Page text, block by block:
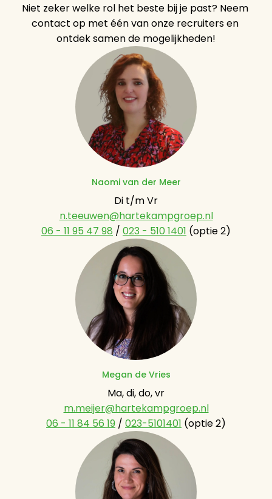
Niet zeker welke rol het beste bij je past? Neem
contact op met één van onze recruiters en
ontdek samen de mogelijkheden!
Naomi van der Meer
n.teeuwen@hartekampgroep.nl
06 - 11 95 47 98 / 023 - 510 1401 (optie 2)
Megan de Vries
m.meijer@hartekampgroep.nl
06 - 11 84 56 19 / 023-5101401 (optie 2)